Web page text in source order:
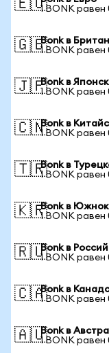
🇪🇺1 BONK
🇬🇧Bonk в
1 BONK равен
🇯🇵Bonk в
1 BONK
🇨🇳Bonk в
1 BONK
🇹🇷Bonk в
1 BONK равен
🇰🇷Bonk в
1 BONK
🇷🇺Bonk в
1 BONK
🇨🇦Bonk в
1 BONK
🇦🇺Bonk в
1 BONK